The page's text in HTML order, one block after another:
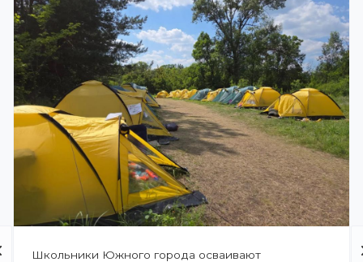
Школьники Южного города осваивают